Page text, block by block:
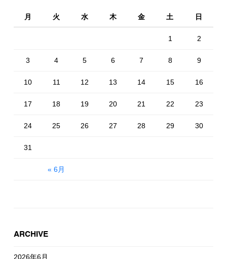
月 火 水 木 金 土 日
« 6月
1 2
3 4 5 6 7 8 9
10 11 12 13 14 15 16
17 18 19 20 21 22 23
24 25 26 27 28 29 30
31
ARCHIVE
2026年6月